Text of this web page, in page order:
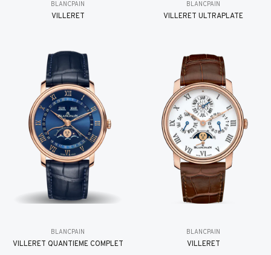
BLANCPAIN
VILLERET
BLANCPAIN
VILLERET ULTRAPLATE
BLANCPAIN
VILLERET QUANTIÈME COMPLET
BLANCPAIN
VILLERET